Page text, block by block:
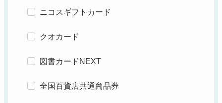
ニコスギフトカード
クオカード
図書カードNEXT
全国百貨店共通商品券